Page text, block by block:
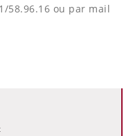
58.96.16 ou par mail